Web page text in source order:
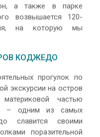
а также в парке
возвышается 120-
на которую мы
КОДЖЕДО
прогулок по
экскурсии на остров
частью
– одним из самых
славится своими
поразительной